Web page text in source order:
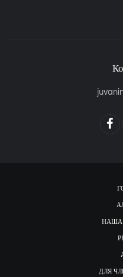
НАША
ДЛЯ